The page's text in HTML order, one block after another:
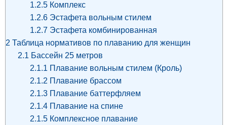
1.2.5Комплекс
1.2.6Эстафета вольным стилем
1.2.7 Эстафета комбинированная
2 Таблица нормативов по плаванию для женщин
2.1 Бассейн 25 метров
2.1.1 Плавание вольным стилем (Кроль)
2.1.2 Плавание брассом
2.1.3Плавание баттерфляем
2.1.4Плавание на спине
2.1.5Комплексное плавание